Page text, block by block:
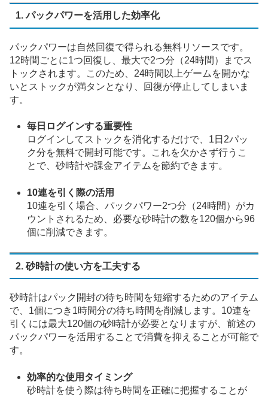
1. パックパワーを活用した効率化
パックパワーは自然回復で得られる無料リソースです。
12時間ごとに1つ回復し、最大で2つ分（24時間）までス
トックされます。このため、24時間以上ゲームを開かな
いとストックが満タンとなり、回復が停止してしまいま
す。
毎日ログインする重要性
ログインしてストックを消化するだけで、1日2パッ
ク分を無料で開封可能です。これを欠かさず行うこ
とで、砂時計や課金アイテムを節約できます。
10連を引く際の活用
10連を引く場合、パックパワー2つ分（24時間）がカ
ウントされるため、必要な砂時計の数を120個から96
個に削減できます。
2. 砂時計の使い方を工夫する
砂時計はパック開封の待ち時間を短縮するためのアイテム
で、1個につき1時間分の待ち時間を削減します。10連を
引くには最大120個の砂時計が必要となりますが、前述の
パックパワーを活用することで消費を抑えることが可能で
す。
効率的な使用タイミング
砂時計を使う際は待ち時間を正確に把握することが